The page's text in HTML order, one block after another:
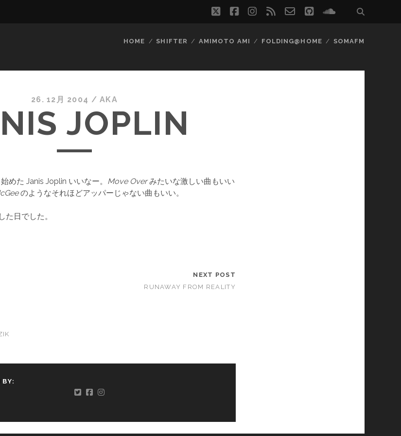
twitterfacebookinstagram
rss email-githubsoundcloud
HOME SHIFTER AMIMOTO AMI FOLDING@HOME SOMAFM
26. 12月 2004 /AKA
JOPLIN
めた Janis Joplin いいなー。 Move Overみたいな激しい曲もいい
のようなそれほどアッパーじゃない曲もいい。
た日でした。
NEXT POST
RUNAWAY FROM REALITY
BY: